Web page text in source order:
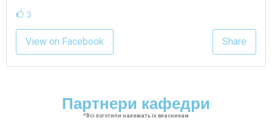
3
View on Facebook Share
Партнери кафедри
*Всі логотипи належать їх власникам